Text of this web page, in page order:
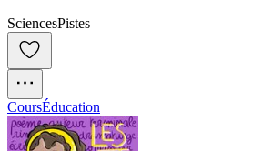
SciencesPistes
CoursÉducation